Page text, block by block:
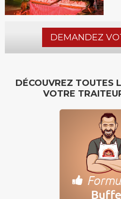
DEMANDEZ
DÉCOUVREZ TOUTES
VOTRE